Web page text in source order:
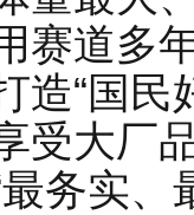
赛道多
造“国民
受大厂
务实、